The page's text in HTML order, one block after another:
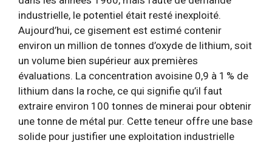
industrielle, le potentiel était resté inexploité.
Aujourd’hui, ce gisement est estimé contenir
environ un million de tonnes d’oxyde de lithium, soit
un volume bien supérieur aux premières
évaluations. La concentration avoisine 0,9 à 1 % de
lithium dans la roche, ce qui signifie qu’il faut
extraire environ 100 tonnes de minerai pour obtenir
une tonne de métal pur. Cette teneur offre une base
solide pour justifier une exploitation industrielle